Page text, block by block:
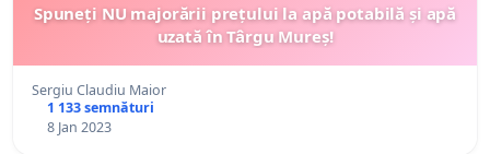
Spuneți NU majorării prețului la apă potabilă și apă
uzată în Târgu Mureș!
Sergiu Claudiu Maior
1 133 semnături
8 Jan 2023